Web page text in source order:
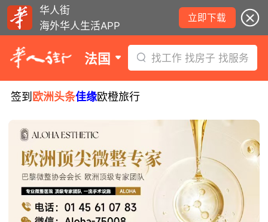
华人街
海外华人生活APP
立即下载
法国 找工作 找房子 找服务
签到 欧洲头条佳缘欧橙旅行